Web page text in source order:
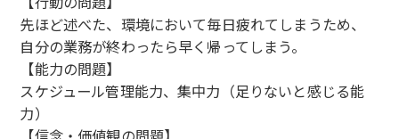
先ほど述べた、環境において毎日疲れてしまうため、
自分の業務が終わったら早く帰ってしまう。
【能力の問題】
スケジュール管理能力、集中力（足りないと感じる能
力）